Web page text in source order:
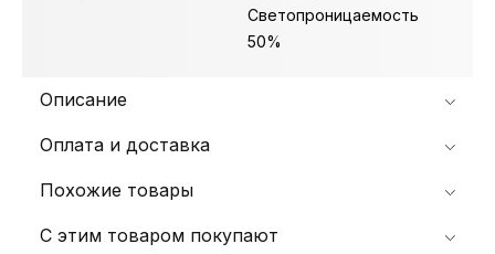
С этим товаром покупают
Светопроницаемость
50%
Описание
Оплата и доставка
Похожие товары